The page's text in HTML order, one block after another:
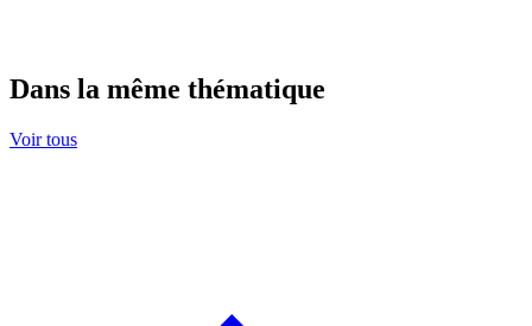
Dans la même thématique
Voir tous